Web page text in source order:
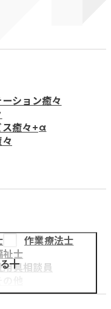
ション癒々
癒々+α
作業療法士
祉士
用具相談員